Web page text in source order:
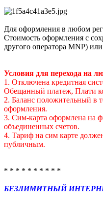
Для оформления в любом
Стоимость оформления с
другого оператора MNP)
Условия для перехода на
1. Отключена кредитная
Обещанный платеж, Плати
2. Баланс положительный в
оформления.
3. Сим-карта оформлена на
объединенных счетов.
4. Тариф на сим карте
публичным.
* * * * * * * * * *
БЕЗЛИМИТНЫЙ